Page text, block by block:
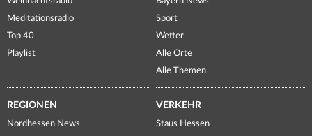
Meditationsradio
Top 40
Playlist
Sport
Wetter
Alle Orte
Alle Themen
REGIONEN
Nordhessen News
VERKEHR
Staus Hessen